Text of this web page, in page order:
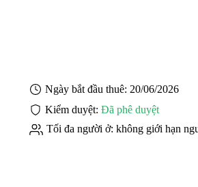
Ngày bắt đầu thuê: 20/06/2026
Kiểm duyệt: Đã phê duyệt
Tối đa người ở: không giới hạn